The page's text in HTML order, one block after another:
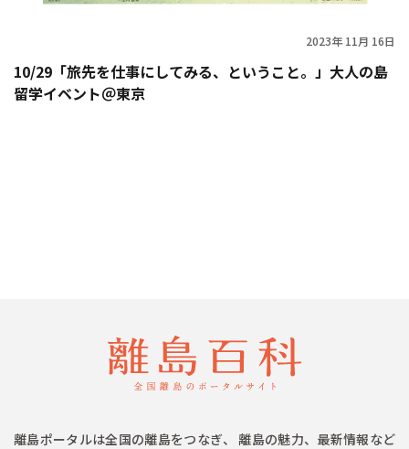
2023年 11月 16日
10/29「旅先を仕事にしてみる、ということ。」大人の島
留学イベント＠東京
離島ポータルは全国の離島をつなぎ、 離島の魅力、最新情報など